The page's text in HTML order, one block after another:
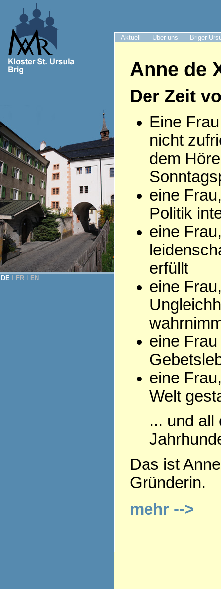
Aktuell Über uns Briger
DE FR EN
Anne de
Der Zeit
Eine
nicht
dem
eine
Politik
eine
erfüllt
eine
eine
eine
Welt
... und all
Das ist
Gründerin.
mehr -->